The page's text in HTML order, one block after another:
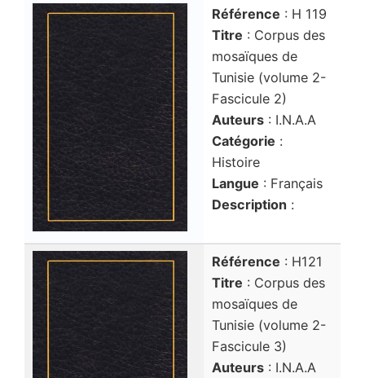
Référence : H 119
Titre : Corpus des
mosaïques de
Tunisie (volume 2-
Fascicule 2)
Auteurs : I.N.A.A
Catégorie :
Histoire
Langue : Français
Description :
Référence : H121
Titre : Corpus des
mosaïques de
Tunisie (volume 2-
Fascicule 3)
Auteurs : I.N.A.A